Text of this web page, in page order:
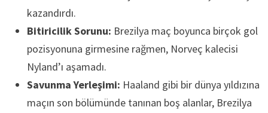
kazandırdı.
Bitiricilik Sorunu: Brezilya maç boyunca birçok gol
pozisyonuna girmesine rağmen, Norveç kalecisi
Nyland’ı aşamadı.
Savunma Yerleşimi: Haaland gibi bir dünya yıldızına
maçın son bölümünde tanınan boş alanlar, Brezilya